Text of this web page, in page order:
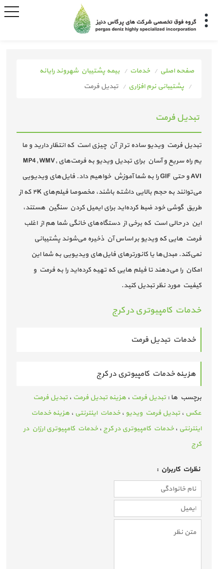
صفحه اصلی خدمات
بیمه پشتیبان شهروند رایانه
پشتیبانی نرم افزاری
تبدیل فرمت
تبدیل فرمت
تبدیل فرمت ویدیو ساده تر از آن چیزی است که انتظار دارید و ما
یم راه سریع و آسان برای تبدیل ویدیو به فرمت‌های MP4, WMV,
AVI و حتی GIF را به شما آموزش خواهیم داد. فایل‌های ویدیویی
می‌توانند به حجم بالایی داشته باشند، مخصوصا فیلم‌های ۴K که از
طریق گوشی خود ضبط کرده‌اید برای ایمیل کردن سنگین هستند،
این در حالی است که برخی از دستگاه‌های خانگی شما هم از اغلب
فرمت هایی که ویدیو بر اساس آن ذخیره می‌شوند پشتیبانی
نمی‌کند. مبدل‌ها یا کانورترهای فایل‌های ویدیویی به شما این
امکان را می‌دهند تا فیلم هایی که تهیه کرده‌اید را به فرمت و
کیفیت مورد نظر تبدیل کنید.
خدمات کامپیوتری در کرج
خدمات تبدیل فرمت
هزینه خدمات کامپیوتری در کرج
برچسب ها :تبدیل فرمت ،هزینه تبدیل فرمت ،تبدیل فرمت
عکس ،تبدیل فرمت ویدیو ،خدمات اینترنتی ،هزینه خدمات
اینترنتی ،خدمات کامپیوتری در کرج ،خدمات کامپیوتری ارزان در
کرج
نظرات كاربران :